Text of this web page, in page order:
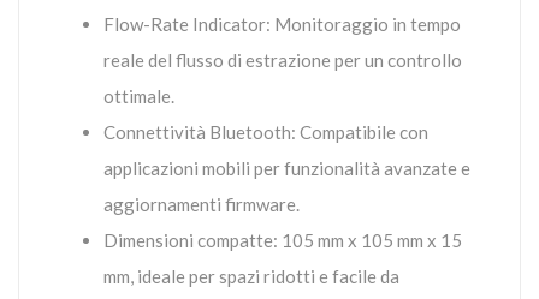
Flow-Rate Indicator: Monitoraggio in tempo
reale del flusso di estrazione per un controllo
ottimale.
Connettività Bluetooth: Compatibile con
applicazioni mobili per funzionalità avanzate e
aggiornamenti firmware.
Dimensioni compatte: 105 mm x 105 mm x 15
mm, ideale per spazi ridotti e facile da